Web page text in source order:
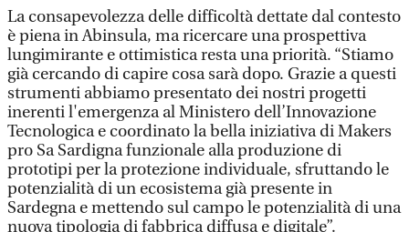
La consapevolezza delle difficoltà dettate dal contesto
è piena in Abinsula, ma ricercare una prospettiva
lungimirante e ottimistica resta una priorità. “Stiamo
già cercando di capire cosa sarà dopo. Grazie a questi
strumenti abbiamo presentato dei nostri progetti
inerenti l'emergenza al Ministero dell’Innovazione
Tecnologica e coordinato la bella iniziativa di Makers
pro Sa Sardigna funzionale alla produzione di
prototipi per la protezione individuale, sfruttando le
potenzialità di un ecosistema già presente in
Sardegna e mettendo sul campo le potenzialità di una
nuova tipologia di fabbrica diffusa e digitale”.